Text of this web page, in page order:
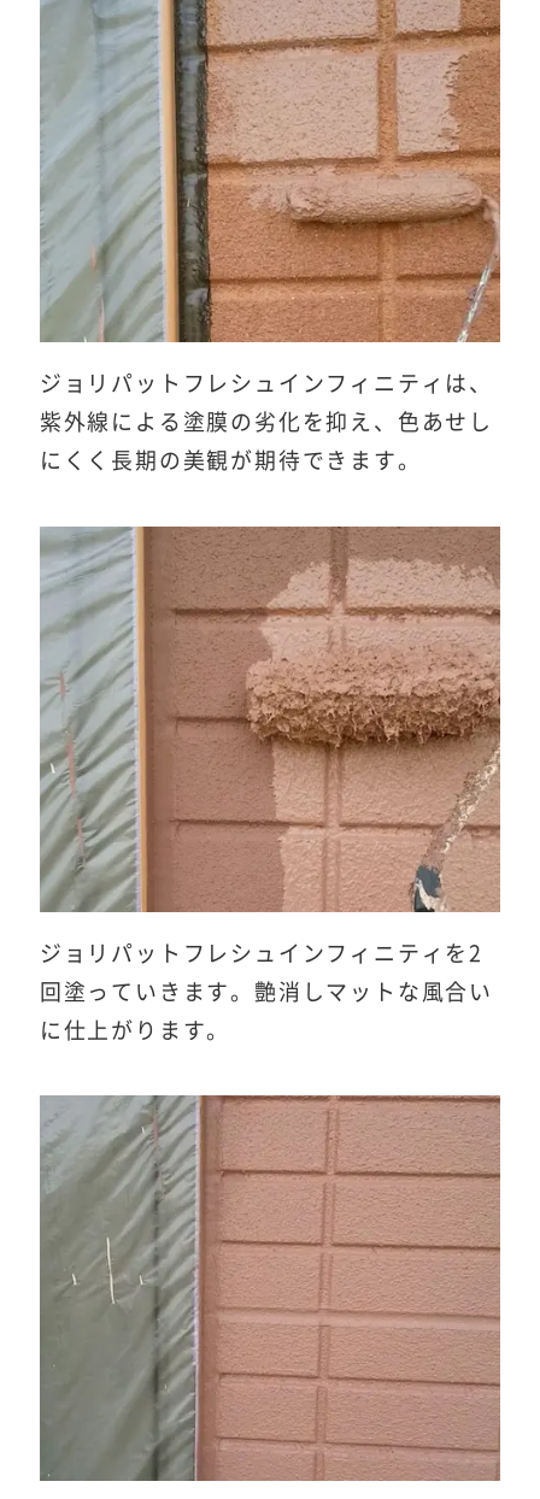
ジョリパットフレシュインフィニティは、
紫外線による塗膜の劣化を抑え、色あせし
にくく長期の美観が期待できます。
ジョリパットフレシュインフィニティを2
回塗っていきます。艶消しマットな風合い
に仕上がります。